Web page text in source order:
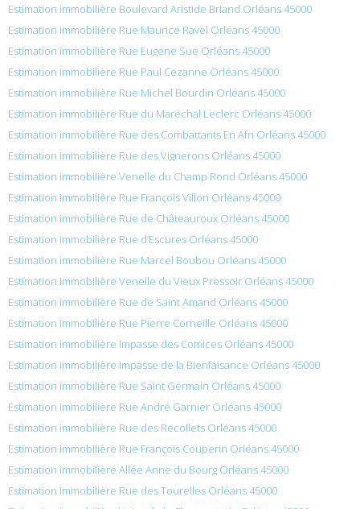
Estimation immobilière Boulevard Aristide Briand Orléans 45000
Estimation immobilière Rue Maurice Ravel Orléans 45000
Estimation immobilière Rue Eugene Sue Orléans 45000
Estimation immobilière Rue Paul Cezanne Orléans 45000
Estimation immobilière Rue Michel Bourdin Orléans 45000
Estimation immobilière Rue du Maréchal Leclerc Orléans 45000
Estimation immobilière Rue des Combattants En Afn Orléans 45000
Estimation immobilière Rue des Vignerons Orléans 45000
Estimation immobilière Venelle du Champ Rond Orléans 45000
Estimation immobilière Rue François Villon Orléans 45000
Estimation immobilière Rue de Châteauroux Orléans 45000
Estimation immobilière Rue d’Escures Orléans 45000
Estimation immobilière Rue Marcel Boubou Orléans 45000
Estimation immobilière Venelle du Vieux Pressoir Orléans 45000
Estimation immobilière Rue de Saint Amand Orléans 45000
Estimation immobilière Rue Pierre Corneille Orléans 45000
Estimation immobilière Impasse des Comices Orléans 45000
Estimation immobilière Impasse de la Bienfaisance Orléans 45000
Estimation immobilière Rue Saint Germain Orléans 45000
Estimation immobilière Rue André Garnier Orléans 45000
Estimation immobilière Rue des Recollets Orléans 45000
Estimation immobilière Rue François Couperin Orléans 45000
Estimation immobilière Allée Anne du Bourg Orléans 45000
Estimation immobilière Rue des Tourelles Orléans 45000